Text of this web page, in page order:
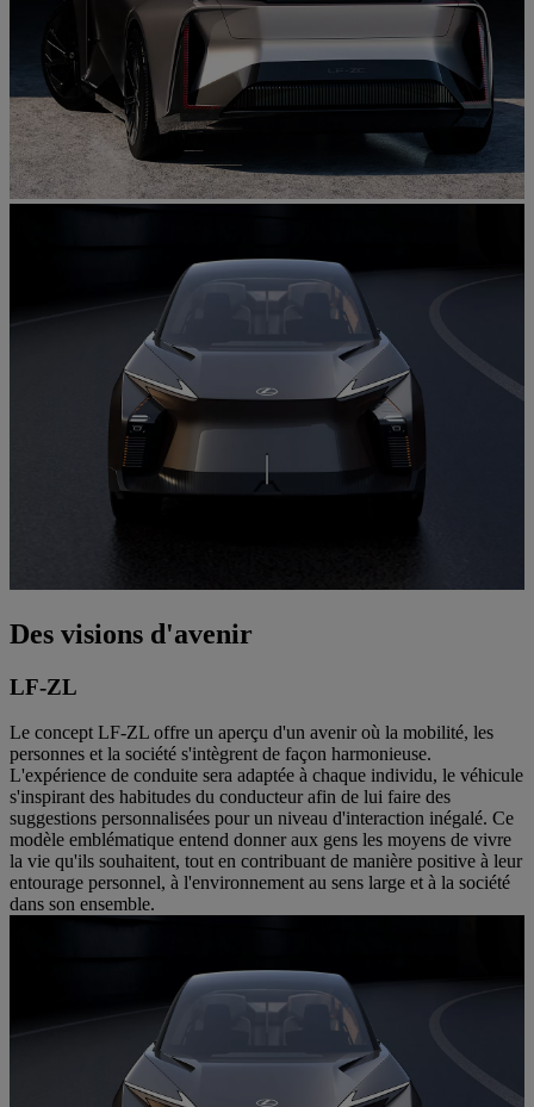
Des visions d'avenir
LF-ZL
Le concept LF-ZL offre un aperçu d'un avenir où la mobilité, les
personnes et la société s'intègrent de façon harmonieuse.
L'expérience de conduite sera adaptée à chaque individu, le véhicule
s'inspirant des habitudes du conducteur afin de lui faire des
suggestions personnalisées pour un niveau d'interaction inégalé. Ce
modèle emblématique entend donner aux gens les moyens de vivre
la vie qu'ils souhaitent, tout en contribuant de manière positive à leur
entourage personnel, à l'environnement au sens large et à la société
dans son ensemble.